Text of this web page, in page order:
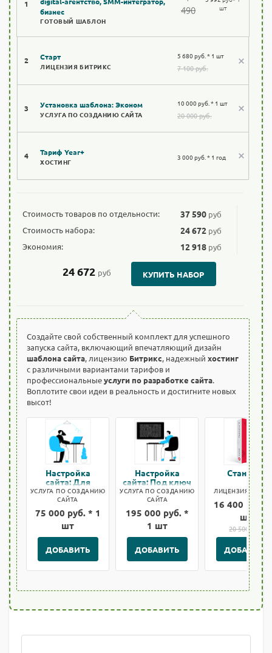
1
бизнес
ГОТОВЫЙ ШАБЛОН
490
шт
2 Старт
ЛИЦЕНЗИЯ БИТРИКС
5 680 руб. * 1 шт
7 100 руб.
3 Установка шаблона: Эконом
УСЛУГА ПО СОЗДАНИЮ САЙТА
10 000 руб. * 1 шт
20 000 руб.
4 Тариф Year+
ХОСТИНГ
3 000 руб. * 1 год
Стоимость товаров по отдельности: 37 590 руб
Стоимость набора:
24 672 руб
Экономия:
12 918 руб
24 672 руб КУПИТЬ НАБОР
Создайте свой собственный комплект для успешного
запуска сайта, включающий впечатляющий дизайн
шаблона сайта, лицензию Битрикс, надежный хостинг
с различными вариантами тарифов и
профессиональныеуслуги по разработке сайта.
Воплотите свои идеи в реальность и достигните новых
высот!
Настройка
сайта: Для
быстрого старта
УСЛУГА ПО СОЗДАНИЮ
САЙТА
75 000 руб. * 1
шт
ДОБАВИТЬ
Настройка
сайта: Под ключ
УСЛУГА ПО СОЗДАНИЮ
САЙТА
195 000 руб. *
1 шт
ДОБАВИТЬ
Стандарт
ЛИЦЕНЗИЯ
16 400 руб.
шт
20 500 руб.
ДОБАВИТЬ